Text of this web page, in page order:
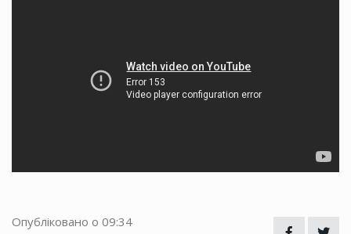
Опубліковано о 09:34